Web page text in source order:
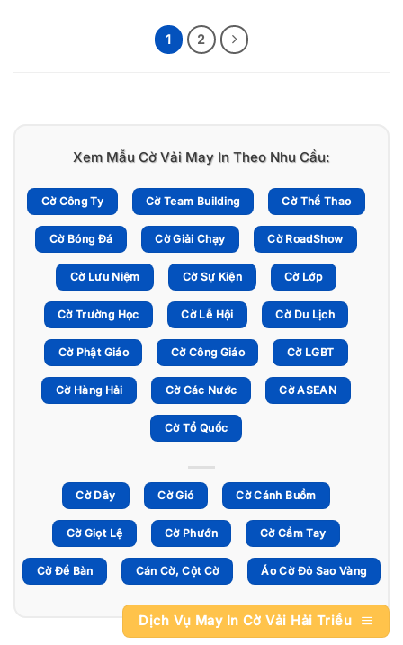
1 2
Xem Mẫu Cờ Vải May In Theo Nhu Cầu:
Cờ Công Ty Cờ Team Building Cờ Thể Thao
Cờ Bóng Đá Cờ Giải Chạy Cờ RoadShow
Cờ Lưu Niệm Cờ Sự Kiện Cờ Lớp
Cờ Trường Học Cờ Lễ Hội Cờ Du Lịch
Cờ Phật Giáo Cờ Công Giáo Cờ LGBT
Cờ Hàng Hải Cờ Các Nước Cờ ASEAN
Cờ Tổ Quốc
Cờ Dây Cờ Gió Cờ Cánh Buồm
Cờ Giọt Lệ Cờ Phướn Cờ Cầm Tay
Cờ Để Bàn Cán Cờ, Cột Cờ Áo Cờ Đỏ Sao Vàng
Dịch Vụ May In Cờ Vải Hải Triều